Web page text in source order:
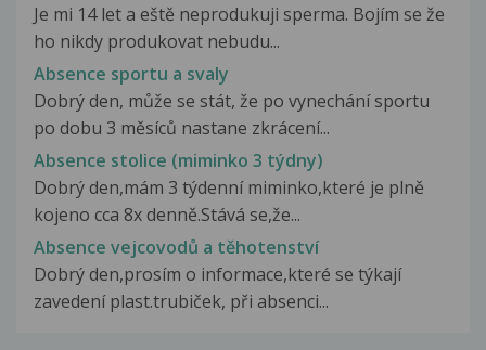
Je mi 14 let a eště neprodukuji sperma. Bojím se že
ho nikdy produkovat nebudu...
Absence sportu a svaly
Dobrý den, může se stát, že po vynechání sportu
po dobu 3 měsíců nastane zkrácení...
Absence stolice (miminko 3 týdny)
Dobrý den,mám 3 týdenní miminko,které je plně
kojeno cca 8x denně.Stává se,že...
Absence vejcovodů a těhotenství
Dobrý den,prosím o informace,které se týkají
zavedení plast.trubiček, při absenci...